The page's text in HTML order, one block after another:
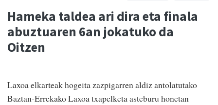
Hameka taldea ari dira eta finala
abuztuaren 6an jokatuko da
Oitzen
Laxoa elkarteak hogeita zazpigarren aldiz antolatutako
Baztan-Errekako Laxoa txapelketa asteburu honetan